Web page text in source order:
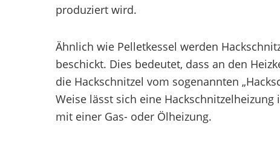
produziert wird.
Ähnlich wie Pelletkessel werden
beschickt. Dies bedeutet, dass an den
die Hackschnitzel vom sogenannten
Weise lässt sich eine
mit einer Gas- oder Ölheizung.